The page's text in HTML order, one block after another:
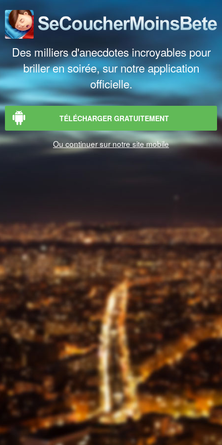
Des milliers d'anecdotes incroyables pour
briller en soirée, sur notre application
officielle.
TÉLÉCHARGER GRATUITEMENT
Ou continuer sur notre site mobile